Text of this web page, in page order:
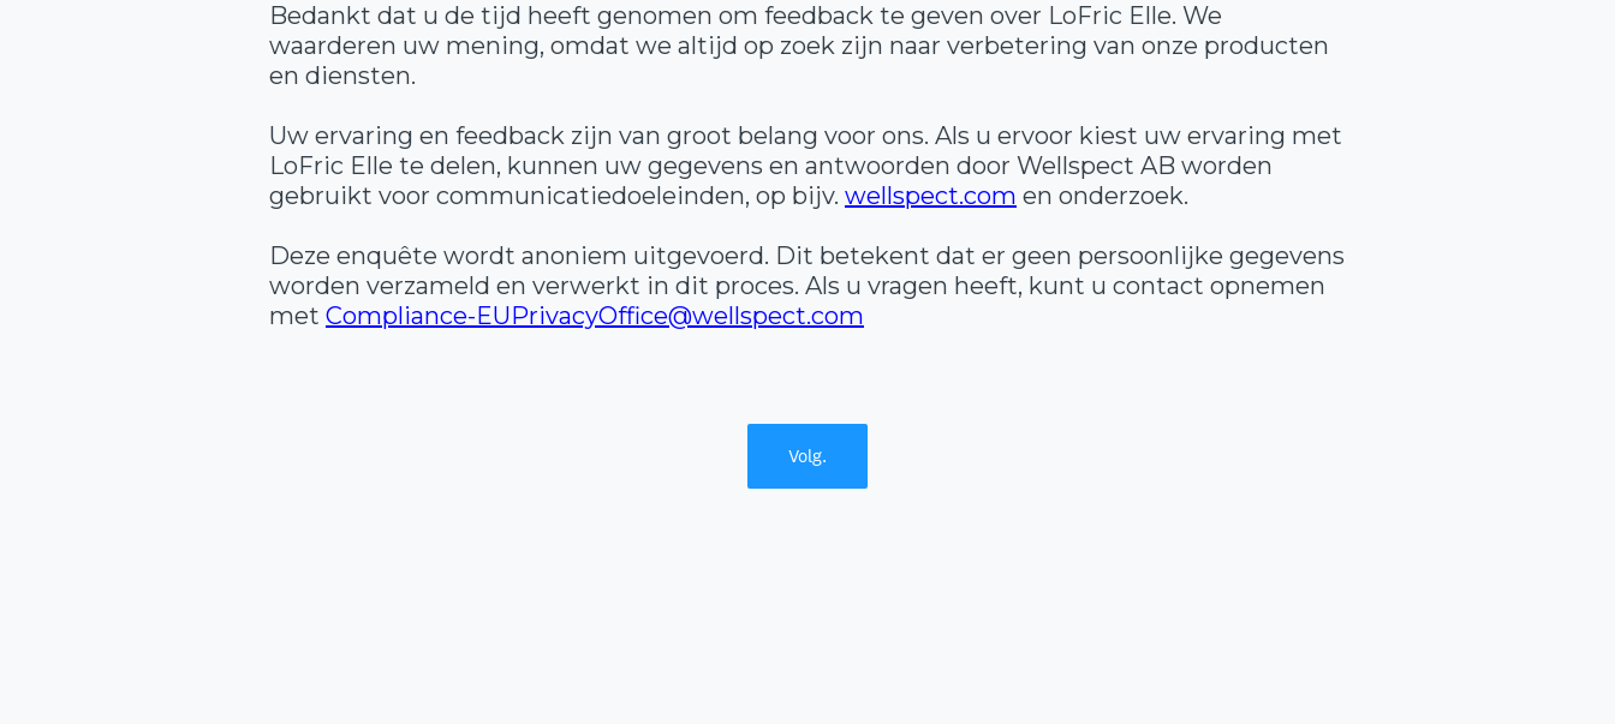
Bedankt dat u de tijd heeft genomen om feedback te geven over LoFric Elle. We
waarderen uw mening, omdat we altijd op zoek zijn naar verbetering van onze producten
en diensten.
Uw ervaring en feedback zijn van groot belang voor ons. Als u ervoor kiest uw ervaring met
LoFric Elle te delen, kunnen uw gegevens en antwoorden door Wellspect AB worden
gebruikt voor communicatiedoeleinden, op bijv. wellspect.com en onderzoek.
Deze enquête wordt anoniem uitgevoerd. Dit betekent dat er geen persoonlijke gegevens
worden verzameld en verwerkt in dit proces. Als u vragen heeft, kunt u contact opnemen
met Compliance-EUPrivacyOffice@wellspect.com
Volg.